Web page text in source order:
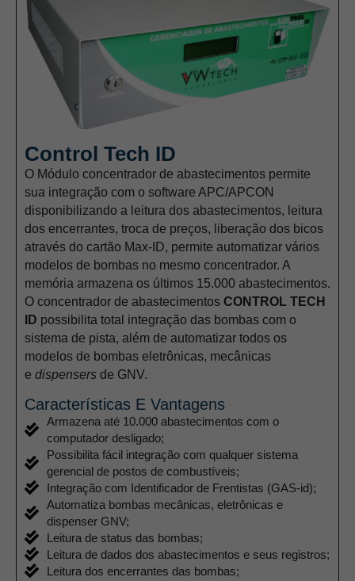
Control Tech ID
O Módulo concentrador de abastecimentos permite
sua integração com o software APC/APCON
disponibilizando a leitura dos abastecimentos, leitura
dos encerrantes, troca de preços, liberação dos bicos
através do cartão Max-ID, permite automatizar vários
modelos de bombas no mesmo concentrador. A
memória armazena os últimos 15.000 abastecimentos.
O concentrador de abastecimentos CONTROL TECH
ID possibilita total integração das bombas com o
sistema de pista, além de automatizar todos os
modelos de bombas eletrônicas, mecânicas
e dispensers de GNV.
Características E Vantagens
Armazena até 10.000 abastecimentos com o
computador desligado;
Possibilita fácil integração com qualquer sistema
gerencial de postos de combustíveis;
Integração com Identificador de Frentistas (GAS-id);
Automatiza bombas mecânicas, eletrônicas e
dispenser GNV;
Leitura de status das bombas;
Leitura de dados dos abastecimentos e seus registros;
Leitura dos encerrantes das bombas;